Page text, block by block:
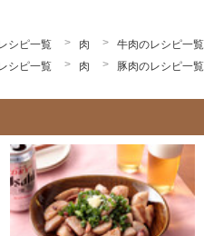
シピ一覧 肉
牛肉のレシピ一覧
シピ一覧 肉 豚肉のレシピ一覧